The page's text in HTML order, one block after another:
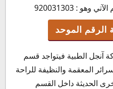
: 920031303
الموحد
آنجل الطبية فيتواجد قسم
المعقمة والنظيفة للراحة
الحديثة داخل القسم